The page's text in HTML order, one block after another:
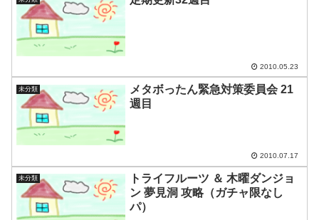
2010.05.23
未分類
メタボったん緊急対策委員会 21
週目
2010.07.17
未分類
トライフルーツ ＆ 木曜ダンジョ
ン 夢見洞 攻略（ガチャ限なし
パ）